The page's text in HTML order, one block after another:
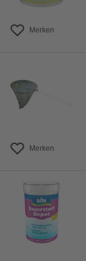
Merken
Merken